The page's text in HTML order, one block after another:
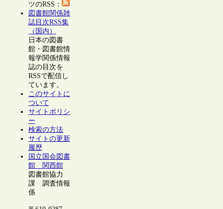
ツのRSS：
図書館関係雑
誌目次RSS集
（国内）
日本の図書
館・図書館情
報学関係情報
誌の目次を
RSSで配信し
ています。
このサイトに
ついて
サイトポリシ
ー
検索の方法
サイトの更新
履歴
国立国会図書
館 関西館
図書館協力
課 調査情報
係